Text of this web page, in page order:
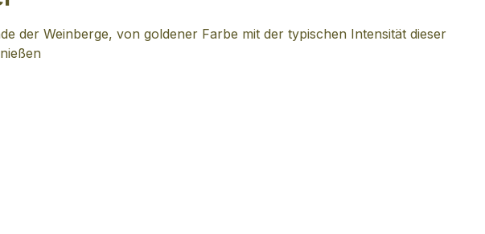
der Weinberge, von goldener Farbe mit der typischen Intensität dieser